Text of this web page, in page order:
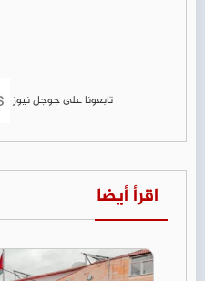
تابعونا على جوجل نيوز
اقرأ أيضا